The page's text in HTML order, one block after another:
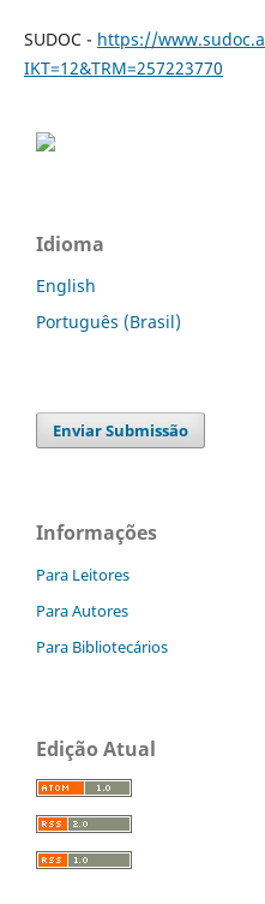
SUDOC - https://
IKT=12&TRM=257223770
Idioma
English
Português (Brasil)
Enviar Submissão
Informações
Para Leitores
Para Autores
Para Bibliotecários
Edição Atual